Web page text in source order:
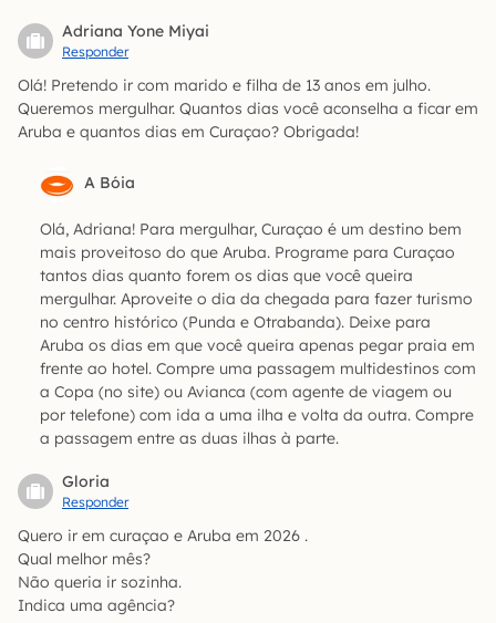
Adriana Yone Miyai
Responder
Olá! Pretendo ir com marido e filha de 13 anos em julho.
Queremos mergulhar. Quantos dias você aconselha a ficar em
Aruba e quantos dias em Curaçao? Obrigada!
A Bóia
Olá, Adriana! Para mergulhar, Curaçao é um destino bem
mais proveitoso do que Aruba. Programe para Curaçao
tantos dias quanto forem os dias que você queira
mergulhar. Aproveite o dia da chegada para fazer turismo
no centro histórico (Punda e Otrabanda). Deixe para
Aruba os dias em que você queira apenas pegar praia em
frente ao hotel. Compre uma passagem multidestinos com
a Copa (no site) ou Avianca (com agente de viagem ou
por telefone) com ida a uma ilha e volta da outra. Compre
a passagem entre as duas ilhas à parte.
Gloria
Responder
Quero ir em curaçao e Aruba em 2026 .
Qual melhor mês?
Não queria ir sozinha.
Indica uma agência?